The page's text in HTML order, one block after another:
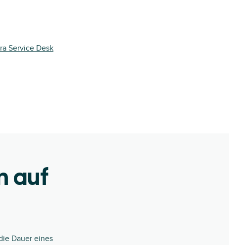
Service Desk
auf
Dauer eines